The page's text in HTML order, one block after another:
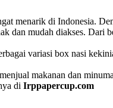
menarik di Indonesia.
dan mudah diakses.
variasi box nasi
makanan dan
di Irppapercup.com